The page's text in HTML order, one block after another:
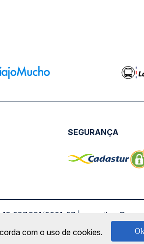
SEGURANÇA
0001-57 |
com o uso de cookies.